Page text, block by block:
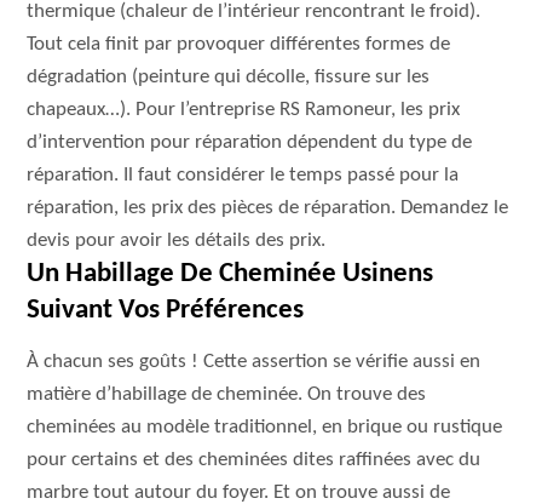
thermique (chaleur de l’intérieur rencontrant le froid).
Tout cela finit par provoquer différentes formes de
dégradation (peinture qui décolle, fissure sur les
chapeaux…). Pour l’entreprise RS Ramoneur, les prix
d’intervention pour réparation dépendent du type de
réparation. Il faut considérer le temps passé pour la
réparation, les prix des pièces de réparation. Demandez le
devis pour avoir les détails des prix.
Un Habillage De Cheminée Usinens
Suivant Vos Préférences
À chacun ses goûts ! Cette assertion se vérifie aussi en
matière d’habillage de cheminée. On trouve des
cheminées au modèle traditionnel, en brique ou rustique
pour certains et des cheminées dites raffinées avec du
marbre tout autour du foyer. Et on trouve aussi de